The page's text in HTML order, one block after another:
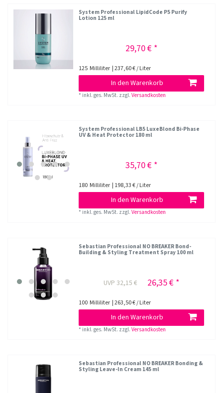
System Professional LipidCode P5 Purify
Lotion 125 ml
29,70 € *
125 Milliliter | 237,60 € / Liter
In den Warenkorb
* inkl. ges. MwSt. zzgl.Versandkosten
System Professional LB5 LuxeBlond Bi-Phase
UV & Heat Protector 180 ml
35,70 € *
180 Milliliter | 198,33 € / Liter
In den Warenkorb
* inkl. ges. MwSt. zzgl.Versandkosten
Sebastian Professional NO BREAKER Bond-
Building & Styling Treatment Spray 100 ml
UVP 32,15 € 26,35 € *
100 Milliliter | 263,50 € / Liter
In den Warenkorb
* inkl. ges. MwSt. zzgl.Versandkosten
Sebastian Professional NO BREAKER Bonding &
Styling Leave-In Cream 145 ml